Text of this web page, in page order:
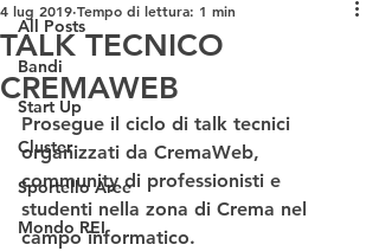
All Posts
Bandi
Start Up
Cluster
Sportello Aree
Mondo REI
TALK TECNICO
CREMAWEB
4 lug 2019 Tempo di lettura: 1 min
Prosegue il ciclo di talk tecnici
organizzati da CremaWeb,
community di professionisti e
studenti nella zona di Crema nel
campo informatico.